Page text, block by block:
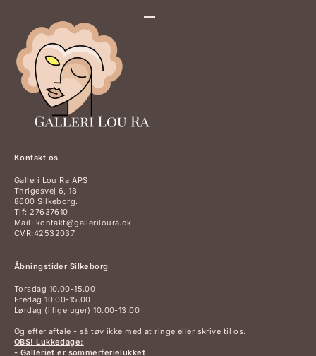
Kontakt os
Galleri Lou Ra APS
Thrigesvej 6, 18
8600 Silkeborg.
Tlf: 27637610
Mail: kontakt@galleriloura.dk
CVR:42532037
Åbningstider Silkeborg
Torsdag 10.00-15.00
Fredag 10.00-15.00
Lørdag (i lige uger) 10.00-13.00
Og efter aftale - så tøv ikke med at ringe eller skrive til os.
OBS! Lukkedage:
- Galleriet er sommerferielukket